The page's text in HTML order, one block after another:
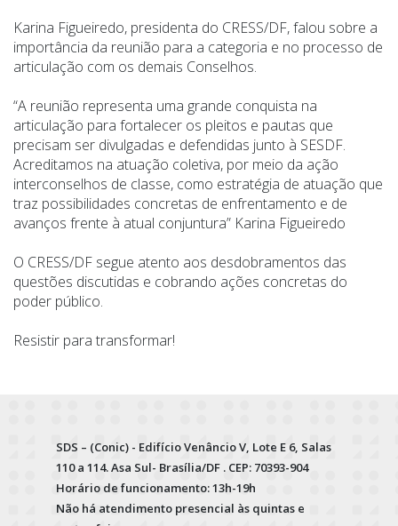
Karina Figueiredo, presidenta do CRESS/DF, falou sobre a
importância da reunião para a categoria e no processo de
articulação com os demais Conselhos.
“A reunião representa uma grande conquista na
articulação para fortalecer os pleitos e pautas que
precisam ser divulgadas e defendidas junto à SESDF.
Acreditamos na atuação coletiva, por meio da ação
interconselhos de classe, como estratégia de atuação que
traz possibilidades concretas de enfrentamento e de
avanços frente à atual conjuntura” Karina Figueiredo
O CRESS/DF segue atento aos desdobramentos das
questões discutidas e cobrando ações concretas do
poder público.
Resistir para transformar!
SDS – (Conic) - Edifício Venâncio V, Lote E 6, Salas
110 a 114. Asa Sul- Brasília/DF . CEP: 70393-904
Horário de funcionamento: 13h-19h
Não há atendimento presencial às quintas e